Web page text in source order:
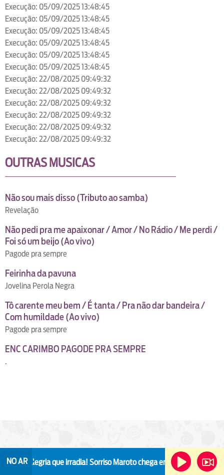
Execução: 05/09/2025 13:48:45
Execução: 05/09/2025 13:48:45
Execução: 05/09/2025 13:48:45
Execução: 05/09/2025 13:48:45
Execução: 05/09/2025 13:48:45
Execução: 05/09/2025 13:48:45
Execução: 22/08/2025 09:49:32
Execução: 22/08/2025 09:49:32
Execução: 22/08/2025 09:49:32
Execução: 22/08/2025 09:49:32
Execução: 22/08/2025 09:49:32
Execução: 22/08/2025 09:49:32
OUTRAS MUSICAS
Não sou mais disso (Tributo ao samba)
Revelação
Não pedi pra me apaixonar / Amor / No Rádio / Me perdi /
Foi só um beijo (Ao vivo)
Pagode pra sempre
Feirinha da pavuna
Jovelina Perola Negra
Tô carente meu bem / É tanta / Pra não dar bandeira /
Com humildade (Ao vivo)
Pagode pra sempre
ENC CARIMBO PAGODE PRA SEMPRE
.
NO AR
Alegria que irradia!Sorriso Maroto chega em Niterói com a turnê